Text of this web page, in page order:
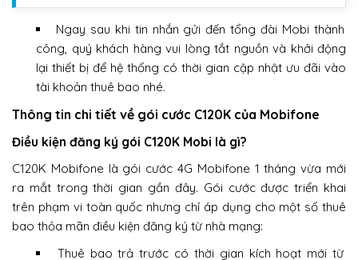
Ngay sau khi tin nhắn gửi đến tổng đài Mobi thành
công, quý khách hàng vui lòng tắt nguồn và khởi động
lại thiết bị để hệ thống có thời gian cập nhật ưu đãi vào
tài khoản thuê bao nhé.
Thông tin chi tiết về gói cước C120K của Mobifone
Điều kiện đăng ký gói C120K Mobi là gì?
C120K Mobifone là gói cước 4G Mobifone 1 tháng vừa mới
ra mắt trong thời gian gần đây. Gói cước được triển khai
trên phạm vi toàn quốc nhưng chỉ áp dụng cho một số thuê
bao thỏa mãn điều kiện đăng ký từ nhà mạng:
Thuê bao trả trước có thời gian kích hoạt mới từ